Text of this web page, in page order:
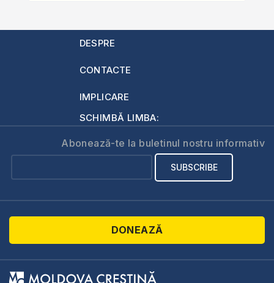
DESPRE
CONTACTE
IMPLICARE
SCHIMBĂ LIMBA:
Abonează-te la buletinul nostru informativ
DONEAZĂ